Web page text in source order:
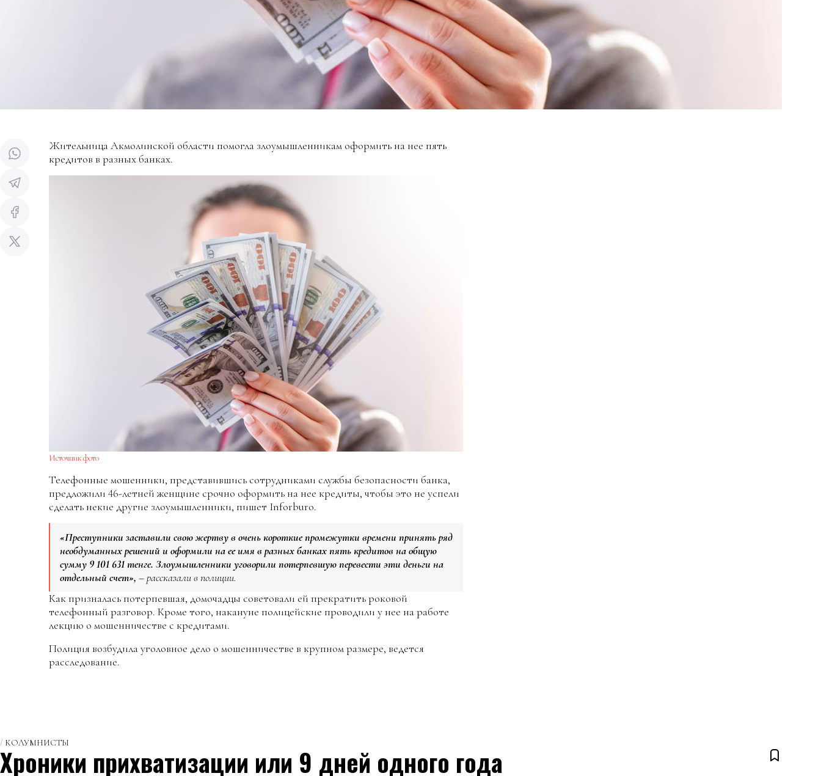
Жительница Акмолинской области помогла злоумышленникам оформить на нее пять
кредитов в разных банках.
Источник фото
Телефонные мошенники, представившись сотрудниками службы безопасности банка,
предложили 46-летней женщине срочно оформить на нее кредиты, чтобы это не успели
сделать некие другие злоумышленники, пишет Inforburo.
«Преступники заставили свою жертву в очень короткие промежутки времени принять ряд
необдуманных решений и оформили на ее имя в разных банках пять кредитов на общую
сумму 9 101 631 тенге. Злоумышленники уговорили потерпевшую перевести эти деньги на
отдельный счет», – рассказали в полиции.
Как призналась потерпевшая, домочадцы советовали ей прекратить роковой
телефонный разговор. Кроме того, накануне полицейские проводили у нее на работе
лекцию о мошенничестве с кредитами.
Полиция возбудила уголовное дело о мошенничестве в крупном размере, ведется
расследование.
КОЛУМНИСТЫ
Хроники прихватизации или 9 дней одного года